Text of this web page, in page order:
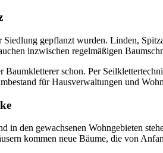
gepflanzt wurden. Linden,
inzwischen regelmäßigen
schon. Per
für Hausverwaltungen und
in den gewachsenen Wohngebieten
kommen neue Bäume, die von